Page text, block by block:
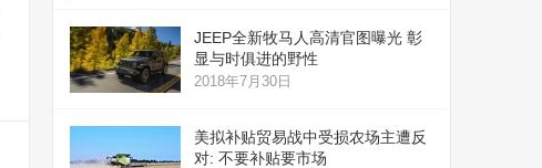
JEEP全新牧马人高清官图曝光 彰
显与时俱进的野性
2018年7月30日
美拟补贴贸易战中受损农场主遭反
对: 不要补贴要市场